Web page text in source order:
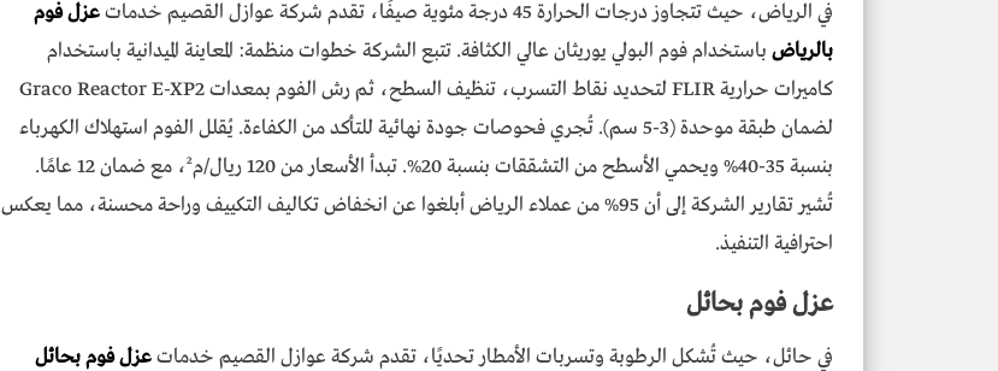
في الرياض، حيث تتجاوز درجات الحرارة 45 درجة مئوية صيفًا، تقدم شركة عوازل القصيم خدمات
عزل فوم
بالرياض باستخدام فوم البولي يوريثان عالي الكثافة. تتبع الشركة خطوات منظمة: المعاينة الميدانية باستخدام
كاميرات حرارية FLIR لتحديد نقاط التسرب، تنظيف السطح، ثم رش الفوم بمعدات Graco Reactor E-XP2
لضمان طبقة موحدة (3-5 سم). تُجري فحوصات جودة نهائية للتأكد من الكفاءة. يُقلل الفوم استهلاك الكهرباء
بنسبة 35-40% ويحمي الأسطح من التشققات بنسبة 20%. تبدأ الأسعار من 120 ريال/م²، مع ضمان 12 عامًا.
تُشير تقارير الشركة إلى أن 95% من عملاء الرياض أبلغوا عن انخفاض تكاليف التكييف وراحة محسنة، مما يعكس
احترافية التنفيذ.
عزل فوم بحائل
في حائل، حيث تُشكل الرطوبة وتسربات الأمطار تحديًا، تقدم شركة عوازل القصيم خدماتعزل فوم بحائل